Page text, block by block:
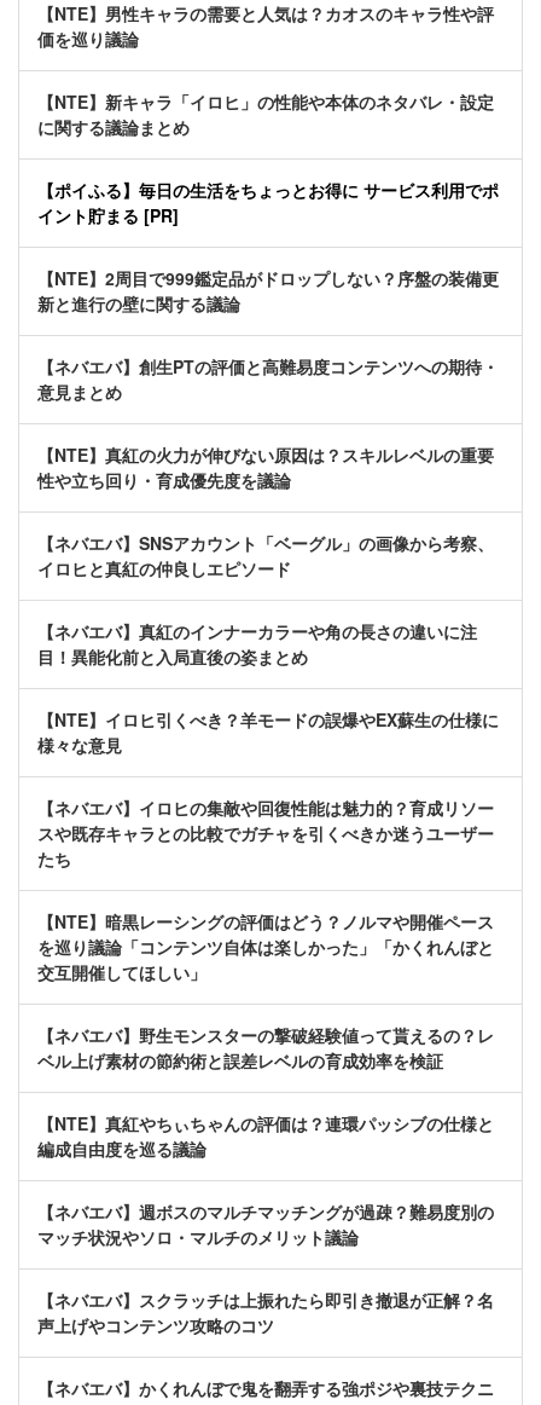
【NTE】男性キャラの需要と人気は？カオスのキャラ性や評
価を巡り議論
【NTE】新キャラ「イロヒ」の性能や本体のネタバレ・設定
に関する議論まとめ
【ポイふる】毎日の生活をちょっとお得に サービス利用でポ
イント貯まる [PR]
【NTE】2周目で999鑑定品がドロップしない？序盤の装備更
新と進行の壁に関する議論
【ネバエバ】創生PTの評価と高難易度コンテンツへの期待・
意見まとめ
【NTE】真紅の火力が伸びない原因は？スキルレベルの重要
性や立ち回り・育成優先度を議論
【ネバエバ】SNSアカウント「ベーグル」の画像から考察、
イロヒと真紅の仲良しエピソード
【ネバエバ】真紅のインナーカラーや角の長さの違いに注
目！異能化前と入局直後の姿まとめ
【NTE】イロヒ引くべき？羊モードの誤爆やEX蘇生の仕様に
様々な意見
【ネバエバ】イロヒの集敵や回復性能は魅力的？育成リソー
スや既存キャラとの比較でガチャを引くべきか迷うユーザー
たち
【NTE】暗黒レーシングの評価はどう？ノルマや開催ペース
を巡り議論「コンテンツ自体は楽しかった」「かくれんぼと
交互開催してほしい」
【ネバエバ】野生モンスターの撃破経験値って貰えるの？レ
ベル上げ素材の節約術と誤差レベルの育成効率を検証
【NTE】真紅やちぃちゃんの評価は？連環パッシブの仕様と
編成自由度を巡る議論
【ネバエバ】週ボスのマルチマッチングが過疎？難易度別の
マッチ状況やソロ・マルチのメリット議論
【ネバエバ】スクラッチは上振れたら即引き撤退が正解？名
声上げやコンテンツ攻略のコツ
【ネバエバ】かくれんぼで鬼を翻弄する強ポジや裏技テクニ